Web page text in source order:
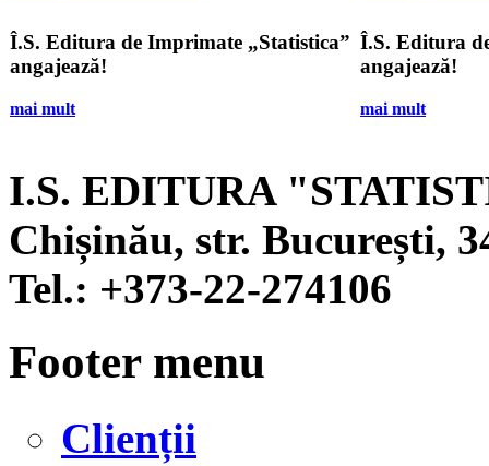
Î.S. Editura de Imprimate „Statistica”
angajează!
mai mult
Î.S. Editura
angajează!
mai mult
I.S. EDITURA
Chișinău, str. București,
Tel.: +373-22-274106
Footer menu
Clienții